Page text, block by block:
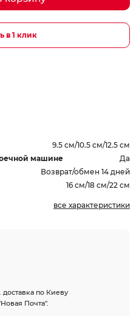
в 1 клик
9.5 см/10.5 см/12.5 см
машине
Да
Возврат/обмен 14 дней
16 см/18 см/22 см
все характеристики
доставка по Киеву
Почта".